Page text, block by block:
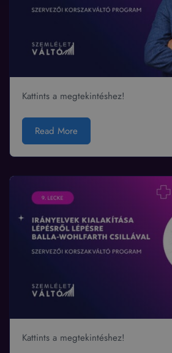
Kattints a megtekintéshez!
Read More
Kattints a megtekintéshez!